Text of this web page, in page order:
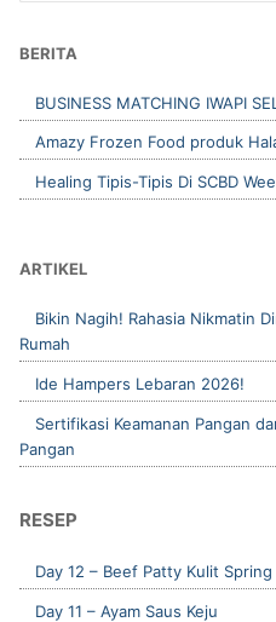
BERITA
BUSINESS MATCHING IWAPI
Amazy Frozen Food produk
Healing Tipis-Tipis Di SCBD
ARTIKEL
Bikin Nagih! Rahasia Nikmatin
Rumah
Ide Hampers Lebaran 2026!
Sertifikasi Keamanan Pangan
Pangan
RESEP
Day 12 – Beef Patty Kulit Spring
Day 11 – Ayam Saus Keju